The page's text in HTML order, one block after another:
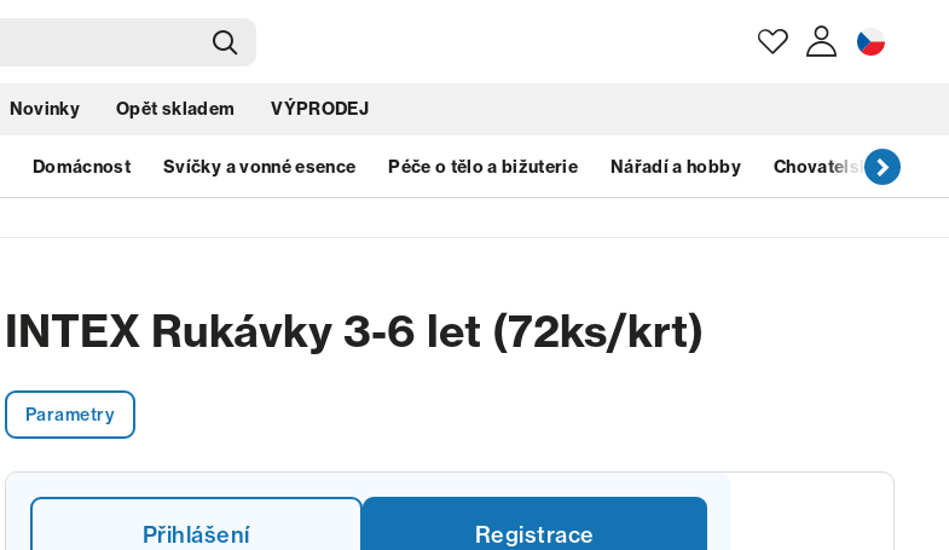
Zapomenuté heslo?
Novinky Opět skladem VÝPRODEJ
Domácnost Svíčky a vonné esence Péče o tělo a bižuterie Nářadí a hobby Chovatelské
INTEX Rukávky 3-6 let (72ks/krt)
Parametry
Přihlášení Registrace